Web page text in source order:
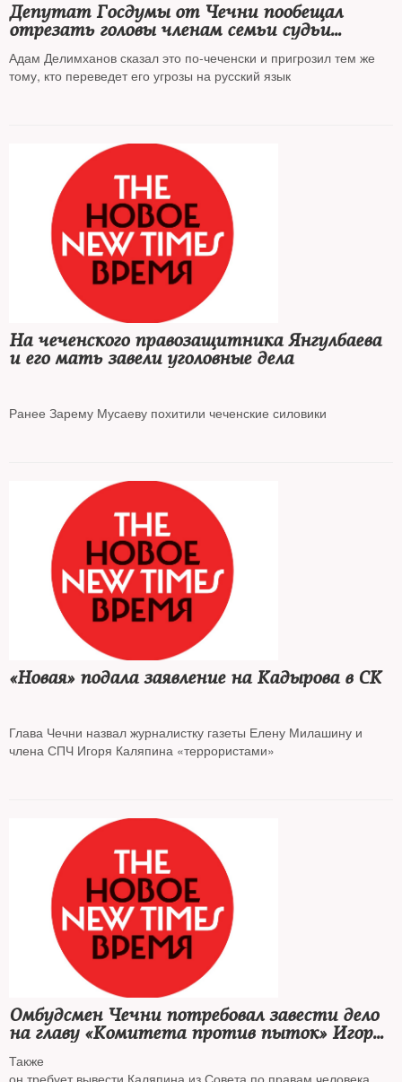
Депутат Госдумы от Чечни пообещал
отрезать головы членам семьи судьи
Янгулбаева
Адам Делимханов сказал это по-чеченски и пригрозил тем же
тому, кто переведет его угрозы на русский язык
На чеченского правозащитника Янгулбаева
и его мать завели уголовные дела
Ранее Зарему Мусаеву похитили чеченские силовики
«Новая» подала заявление на Кадырова в СК
Глава Чечни назвал журналистку газеты Елену Милашину и
члена СПЧ Игоря Каляпина «террористами»
Омбудсмен Чечни потребовал завести дело
на главу «Комитета против пыток» Игоря
Каляпина
Также
он требует вывести Каляпина из Совета по правам человека